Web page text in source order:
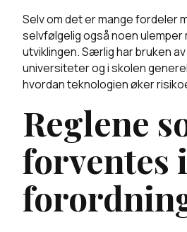
Selv om det er mange fordeler
selvfølgelig også noen ulemper
utviklingen. Særlig har bruken
universiteter og i skolen
hvordan teknologien øker
Reglene
forventes